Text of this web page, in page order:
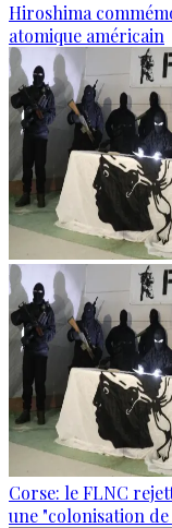
Hiroshima
atomique américain
Corse: le FLNC
une "colonisation